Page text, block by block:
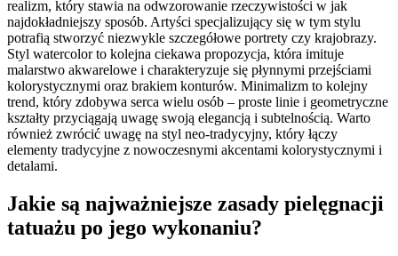
realizm, który stawia na odwzorowanie rzeczywistości w jak
najdokładniejszy sposób. Artyści specjalizujący się w tym stylu
potrafią stworzyć niezwykle szczegółowe portrety czy krajobrazy.
Styl watercolor to kolejna ciekawa propozycja, która imituje
malarstwo akwarelowe i charakteryzuje się płynnymi przejściami
kolorystycznymi oraz brakiem konturów. Minimalizm to kolejny
trend, który zdobywa serca wielu osób – proste linie i geometryczne
kształty przyciągają uwagę swoją elegancją i subtelnością. Warto
również zwrócić uwagę na styl neo-tradycyjny, który łączy
elementy tradycyjne z nowoczesnymi akcentami kolorystycznymi i
detalami.
Jakie są najważniejsze zasady pielęgnacji
tatuażu po jego wykonaniu?